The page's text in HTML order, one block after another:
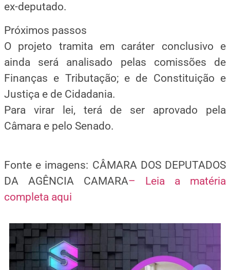
ex-deputado.
Próximos passos
O projeto tramita em caráter conclusivo e
ainda será analisado pelas comissões de
Finanças e Tributação; e de Constituição e
Justiça e de Cidadania.
Para virar lei, terá de ser aprovado pela
Câmara e pelo Senado.
Fonte e imagens: CÂMARA DOS DEPUTADOS
DA AGÊNCIA CAMARA– Leia a matéria
completa aqui